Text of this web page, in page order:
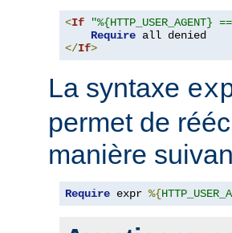
<If
Require
</If>
La syntaxe
permet de
manière
Require expr %{